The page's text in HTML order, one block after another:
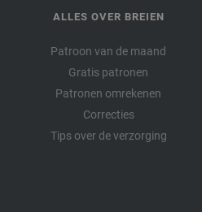
ALLES OVER BREIEN
Patroon van de maand
Gratis patronen
Patronen omrekenen
Correcties
Tips over de verzorging